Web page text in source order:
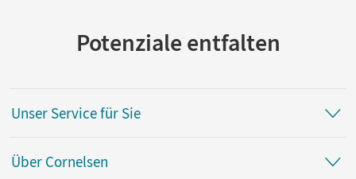
Potenziale entfalten
Unser Service für Sie
Über Cornelsen